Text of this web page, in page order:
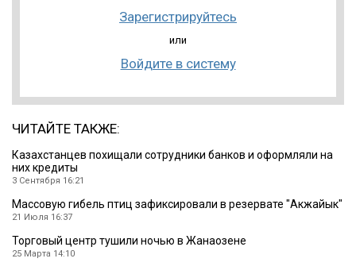
Зарегистрируйтесь
или
Войдите в систему
ЧИТАЙТЕ ТАКЖЕ:
Казахстанцев похищали сотрудники банков и оформляли на
них кредиты
3 Сентября 16:21
Массовую гибель птиц зафиксировали в резервате ″Акжайык″
21 Июля 16:37
Торговый центр тушили ночью в Жанаозене
25 Марта 14:10